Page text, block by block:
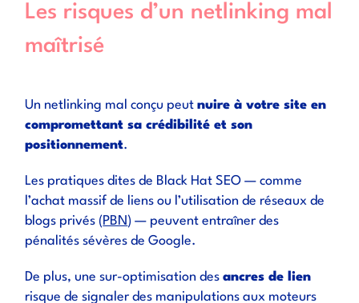
Les risques d’un netlinking mal
maîtrisé
Un netlinking mal conçu peutnuire à votre site en
compromettant sa crédibilité et son
positionnement.
Les pratiques dites de Black Hat SEO — comme
l’achat massif de liens ou l’utilisation de réseaux de
blogs privés (PBN) — peuvent entraîner des
pénalités sévères de Google.
De plus, une sur-optimisation desancres de lien
risque de signaler des manipulations aux moteurs